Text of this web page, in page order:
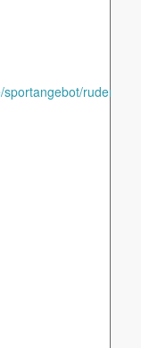
rudern-